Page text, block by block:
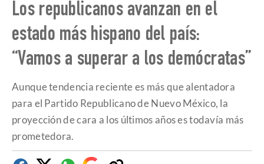
Los republicanos avanzan en el
estado más hispano del país:
“Vamos a superar a los demócratas”
Aunque tendencia reciente es más que alentadora
para el Partido Republicano de Nuevo México, la
proyección de cara a los últimos años es todavía más
prometedora.